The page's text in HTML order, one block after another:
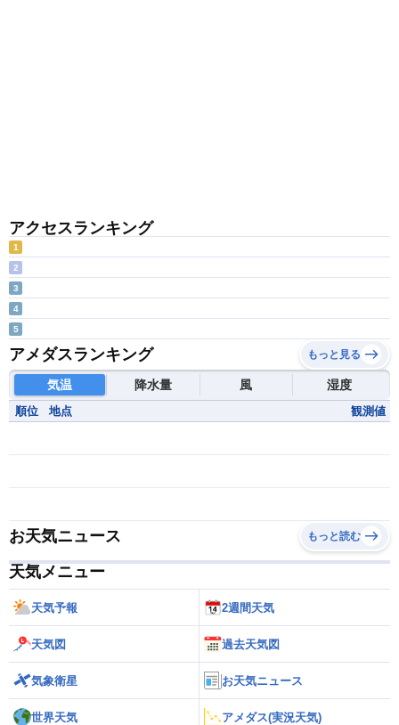
アクセスランキング
1
2
3
4
5
アメダスランキング もっと見る
気温 降水量 風 湿度
順位 地点 観測値
お天気ニュース もっと読む
天気メニュー
天気予報 2週間天気
天気図 過去天気図
気象衛星 お天気ニュース
世界天気 アメダス(実況天気)